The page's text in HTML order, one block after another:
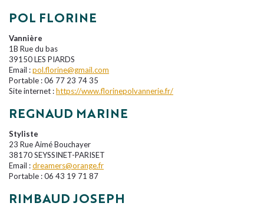
POL FLORINE
Vannière
1B Rue du bas
39150 LES PIARDS
Email :pol.florine@gmail.com
Portable : 06 77 23 74 35
Site internet :https://www.florinepolvannerie.fr/
REGNAUD MARINE
Styliste
23 Rue Aimé Bouchayer
38170 SEYSSINET-PARISET
Email :dreamers@orange.fr
Portable : 06 43 19 71 87
RIMBAUD JOSEPH